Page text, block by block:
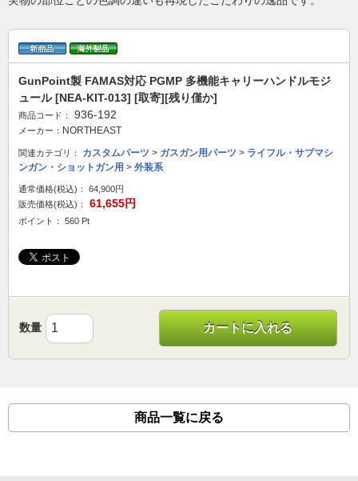
GunPoint製 FAMAS対応 PGMP 多機能キャリーハンドルモジ
ュール [NEA-KIT-013] [取寄][残り僅か]
商品コード： 936-192
メーカー： NORTHEAST
関連カテゴリ： カスタムパーツ > ガスガン用パーツ > ライフル・サブマシ
ンガン・ショットガン用 > 外装系
通常価格(税込)：
64,900円
販売価格(税込)：
61,655円
ポイント： 560 Pt
数量 カートに入れる
商品一覧に戻る